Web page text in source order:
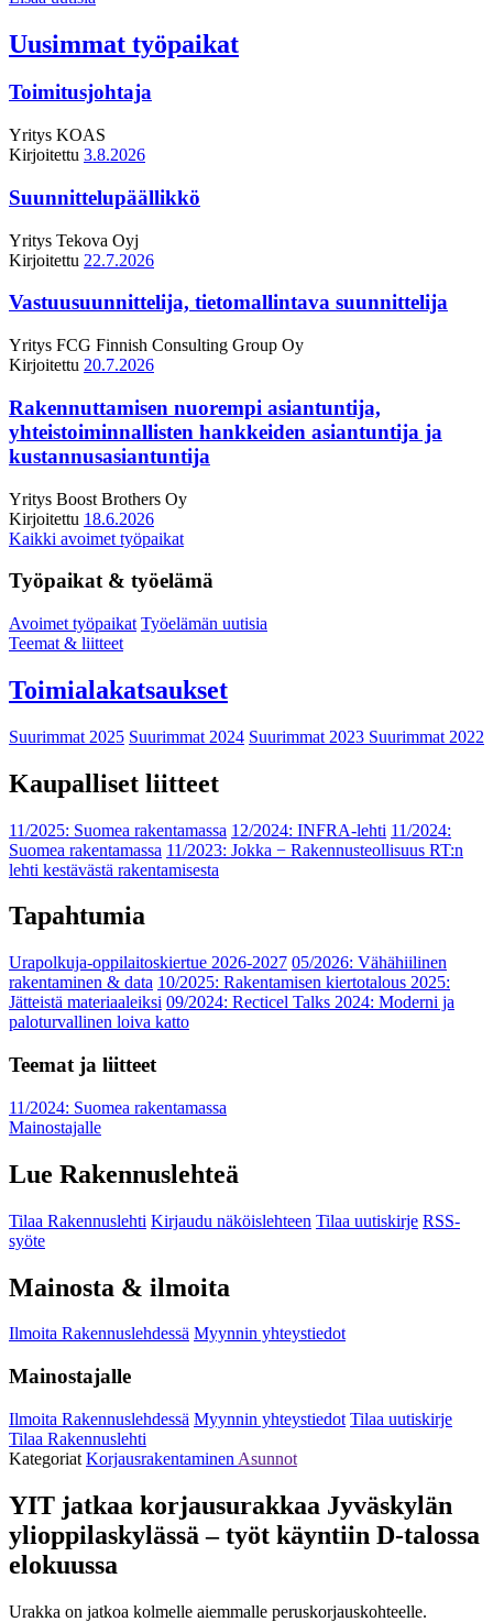
Uusimmat työpaikat
Toimitusjohtaja
Yritys KOAS
Kirjoitettu 3.8.2026
Suunnittelupäällikkö
Yritys Tekova Oyj
Kirjoitettu 22.7.2026
Vastuusuunnittelija, tietomallintava suunnittelija
Yritys FCG Finnish Consulting Group Oy
Kirjoitettu 20.7.2026
Rakennuttamisen nuorempi asiantuntija,
yhteistoiminnallisten hankkeiden asiantuntija ja
kustannusasiantuntija
Yritys Boost Brothers Oy
Kirjoitettu 18.6.2026
Kaikki avoimet työpaikat
Työpaikat & työelämä
Avoimet työpaikat Työelämän uutisia
Teemat & liitteet
Toimialakatsaukset
Suurimmat 2025 Suurimmat 2024 Suurimmat 2023 Suurimmat 2022
Kaupalliset liitteet
11/2025: Suomea rakentamassa 12/2024: INFRA-lehti 11/2024:
Suomea rakentamassa 11/2023: Jokka − Rakennusteollisuus RT:n
lehti kestävästä rakentamisesta
Tapahtumia
Urapolkuja-oppilaitoskiertue 2026-2027 05/2026: Vähähiilinen
rakentaminen & data 10/2025: Rakentamisen kiertotalous 2025:
Jätteistä materiaaleiksi 09/2024: Recticel Talks 2024: Moderni ja
paloturvallinen loiva katto
Teemat ja liitteet
11/2024: Suomea rakentamassa
Mainostajalle
Lue Rakennuslehteä
Tilaa Rakennuslehti Kirjaudu näköislehteen Tilaa uutiskirje RSS-
syöte
Mainosta & ilmoita
Ilmoita Rakennuslehdessä Myynnin yhteystiedot
Mainostajalle
Ilmoita Rakennuslehdessä Myynnin yhteystiedot Tilaa uutiskirje
Tilaa Rakennuslehti
Kategoriat Korjausrakentaminen Asunnot
YIT jatkaa korjausurakkaa Jyväskylän
ylioppilaskylässä – työt käyntiin D-talossa
elokuussa
Urakka on jatkoa kolmelle aiemmalle peruskorjauskohteelle.